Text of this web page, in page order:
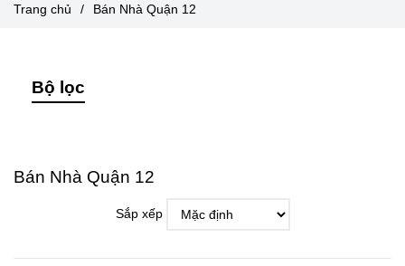
Trang chủ / Bán Nhà Quận 12
Bộ lọc
Bán Nhà Quận 12
Sắp xếp